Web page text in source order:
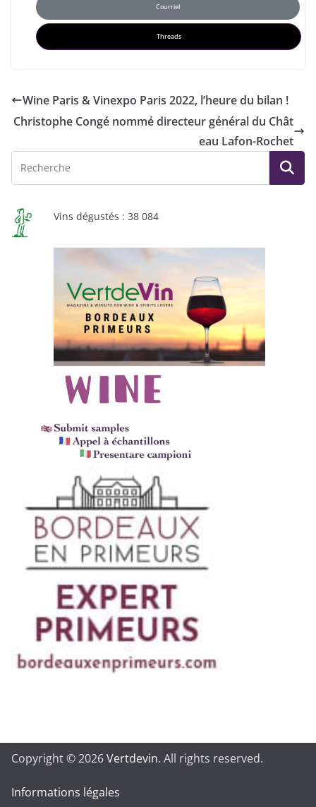
Courriel
Threads
Wine Paris & Vinexpo Paris 2022, l’heure du bilan !
Christophe Congé nommé directeur général du Chât
eau Lafon-Rochet
Vins dégustés : 38 084
Copyright © 2026Vertdevin. All rights reserved.
Informations légales